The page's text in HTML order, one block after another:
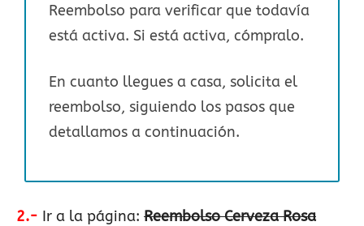
Reembolso para verificar que todavía
está activa. Si está activa, cómpralo.
En cuanto llegues a casa, solicita el
reembolso, siguiendo los pasos que
detallamos a continuación.
2.- Ir a la página: Reembolso Cerveza Rosa